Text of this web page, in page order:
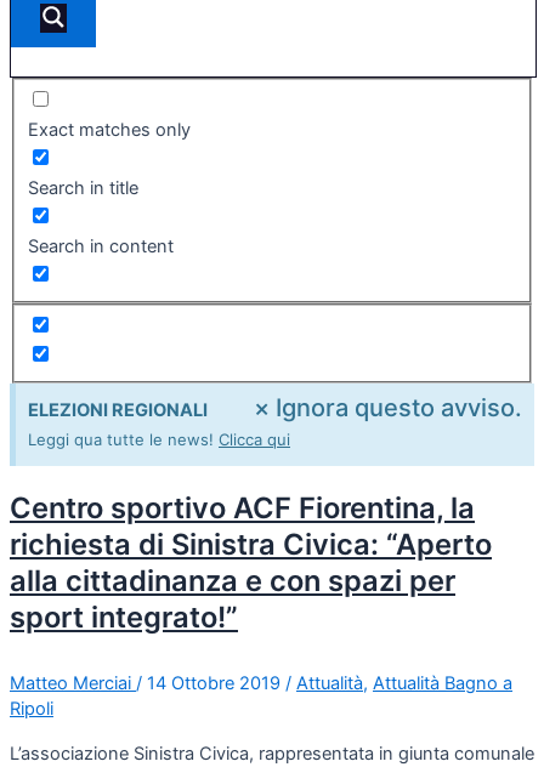
Exact matches only
Search in title
Search in content
ELEZIONI REGIONALI
Leggi qua tutte le news! Clicca qui
× Ignora questo avviso.
Centro sportivo ACF Fiorentina, la
richiesta di Sinistra Civica: “Aperto
alla cittadinanza e con spazi per
sport integrato!”
Matteo Merciai / 14 Ottobre 2019 / Attualità, Attualità Bagno a
Ripoli
L’associazione Sinistra Civica, rappresentata in giunta comunale